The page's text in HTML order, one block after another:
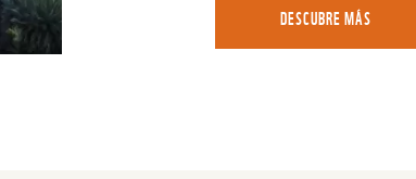
DESCUBRE MÁS